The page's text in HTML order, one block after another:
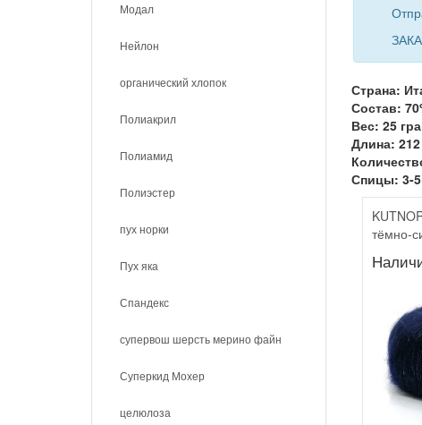
Модал
Нейлон
органический хлопок
Полиакрил
Полиамид
Полиэстер
пух норки
Пух яка
Спандекс
супервош шерсть мерино файн
Суперкид Мохер
целюлоза
Страна:
Состав:
Вес: 25
Длина:
Спицы: 3-5
тёмно-